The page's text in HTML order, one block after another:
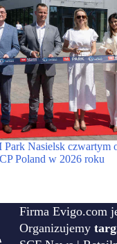
Park Nasielsk czwartym
Poland w 2026 roku
Firma Evigo.com
Organizujemy